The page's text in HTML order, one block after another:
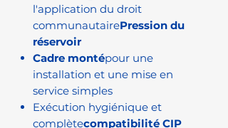
l'application du droit
communautairePression du
réservoir
Cadre montépour une
installation et une mise en
service simples
Exécution hygiénique et
complètecompatibilité CIP